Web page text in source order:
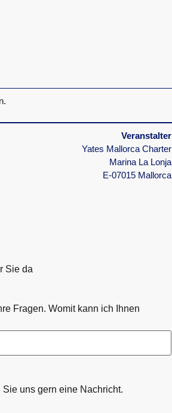
Veranstalter
Yates Mallorca Charter
Marina La Lonja
E-07015 Mallorca
Sie da
Fragen. Womit kann ich Ihnen
uns gern eine Nachricht.